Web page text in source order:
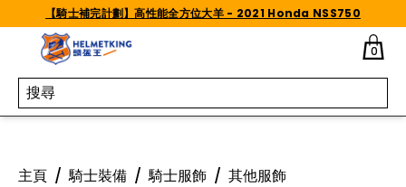
Skip to content
【騎士補完計劃】高性能全方位大羊 - 2021 Honda NSS750
0
主頁 / 騎士裝備 / 騎士服飾 / 其他服飾